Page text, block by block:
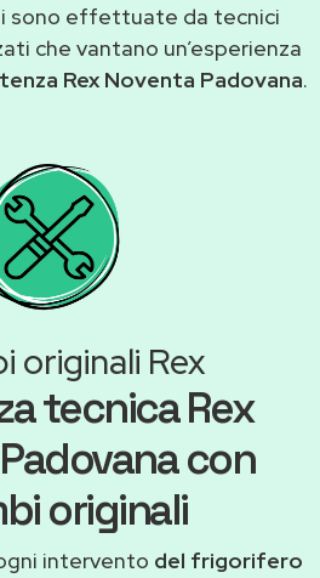
sono effettuate da tecnici
che vantano un’esperienza
Rex Noventa Padovana.
originali Rex
tecnica Rex
con
originali
intervento del frigorifero